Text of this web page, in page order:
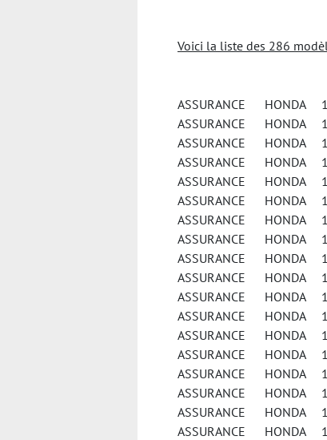
Voici la liste des 286
ASSURANCE HONDA
ASSURANCE HONDA
ASSURANCE HONDA
ASSURANCE HONDA
ASSURANCE HONDA
ASSURANCE HONDA
ASSURANCE HONDA
ASSURANCE HONDA
ASSURANCE HONDA
ASSURANCE HONDA
ASSURANCE HONDA
ASSURANCE HONDA
ASSURANCE HONDA
ASSURANCE HONDA
ASSURANCE HONDA
ASSURANCE HONDA
ASSURANCE HONDA
ASSURANCE HONDA